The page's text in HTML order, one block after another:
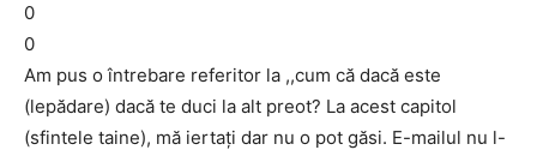
0
0
Am pus o întrebare referitor la ,,cum că dacă este
(lepădare) dacă te duci la alt preot? La acest capitol
(sfintele taine), mă iertaţi dar nu o pot găsi. E-mailul nu l-